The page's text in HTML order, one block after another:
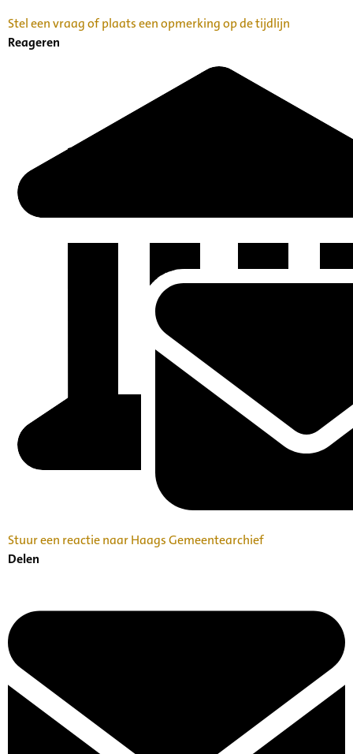
Stel een vraag of plaats een opmerking op de tijdlijn
Reageren
Stuur een reactie naar Haags Gemeentearchief
Delen